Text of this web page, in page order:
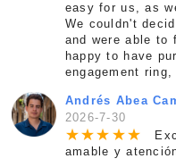
easy for us, as
We couldn't
and were able to
happy to have
engagement
Andrés Abea
2026-7-30
★★★ ★★
amable y